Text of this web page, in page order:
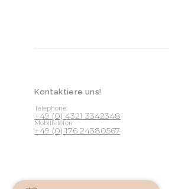
Kontaktiere uns!
Telephone:
+49 (0) 4321 3342348
Mobiltelefon:
+49 (0) 176 24380567